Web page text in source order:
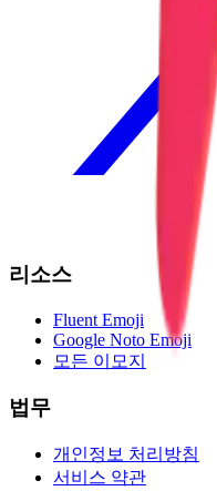
리소스
Fluent Emoji
Google Noto Emoji
모든 이모지
법무
개인정보 처리방침
서비스 약관